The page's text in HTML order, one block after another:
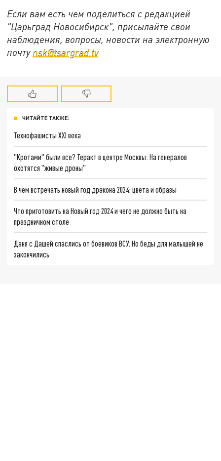
Если вам есть чем поделиться с редакцией
"Царьград Новосибирск", присылайте свои
наблюдения, вопросы, новости на электронную
почту nsk@tsargrad.tv
ЧИТАЙТЕ ТАКЖЕ:
Технофашисты XXI века
"Кротами" были все? Теракт в центре Москвы: На генералов
охотятся "живые дроны"
В чем встречать новый год дракона 2024: цвета и образы
Что приготовить на Новый год 2024 и чего не должно быть на
праздничном столе
Даня с Дашей спаслись от боевиков ВСУ. Но беды для малышей не
закончились